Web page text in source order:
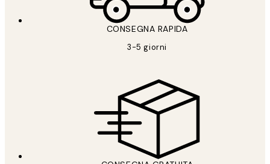
CONSEGNA RAPIDA
3-5 giorni